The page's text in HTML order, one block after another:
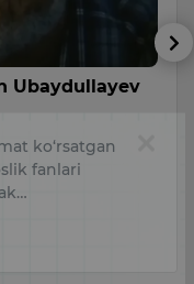
Ubaydullayev
ko‘rsatgan
fanlari